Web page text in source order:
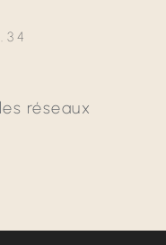
réseaux